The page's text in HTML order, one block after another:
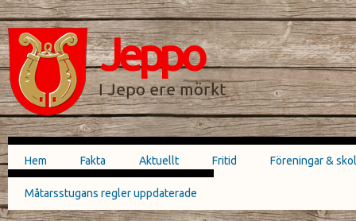
Hoppa till
huvudinnehåll
Skip to
navigation
Jeppo
I Jepo ere mörkt
SÖKFORMULÄR
Huvudmeny
Hem Fakta Aktuellt Fritid Föreningar &
Måtarsstugans regler uppdaterade